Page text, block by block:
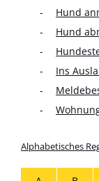
Hund
Hund
Ins
Alphabetisches